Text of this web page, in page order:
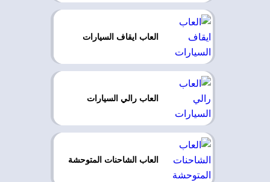
العاب ايقاف السيارات
العاب رالي السيارات
العاب الشاحنات المتوحشة